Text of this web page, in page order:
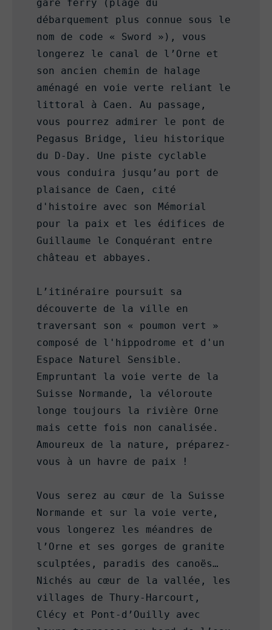
gare ferry (plage du
débarquement plus connue sous le
nom de code « Sword »), vous
longerez le canal de l’Orne et
son ancien chemin de halage
aménagé en voie verte reliant le
littoral à Caen. Au passage,
vous pourrez admirer le pont de
Pegasus Bridge, lieu historique
du D-Day. Une piste cyclable
vous conduira jusqu’au port de
plaisance de Caen, cité
d'histoire avec son Mémorial
pour la paix et les édifices de
Guillaume le Conquérant entre
château et abbayes.
L’itinéraire poursuit sa
découverte de la ville en
traversant son « poumon vert »
composé de l'hippodrome et d'un
Espace Naturel Sensible.
Empruntant la voie verte de la
Suisse Normande, la véloroute
longe toujours la rivière Orne
mais cette fois non canalisée.
Amoureux de la nature, préparez-
vous à un havre de paix !
Vous serez au cœur de la Suisse
Normande et sur la voie verte,
vous longerez les méandres de
l’Orne et ses gorges de granite
sculptées, paradis des canoës…
Nichés au cœur de la vallée, les
villages de Thury-Harcourt,
Clécy et Pont-d’Ouilly avec